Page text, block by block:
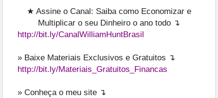
★ Assine o Canal: Saiba como Economizar e
Multiplicar o seu Dinheiro o ano todo ↴
http://bit.ly/CanalWilliamHuntBrasil
» Baixe Materiais Exclusivos e Gratuitos ↴
http://bit.ly/Materiais_Gratuitos_Financas
» Conheça o meu site ↴